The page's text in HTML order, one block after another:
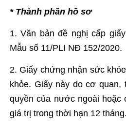
* Thành phần hồ sơ
1. Văn bản đề nghị cấp
Mẫu số 11/PLI NĐ 152/2020.
2. Giấy chứng nhận sức
khỏe. Giấy này do cơ
quyền của nước ngoài hoặc
giá trị trong thời hạn 12 tháng.